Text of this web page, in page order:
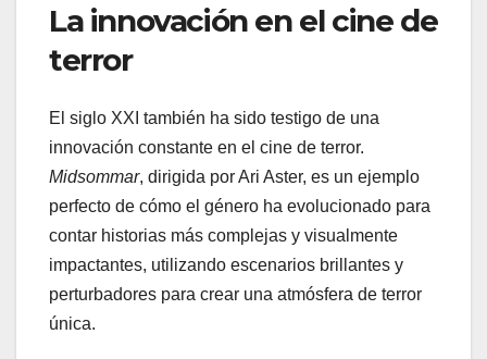
La innovación en el cine de
terror
El siglo XXI también ha sido testigo de una
innovación constante en el cine de terror.
Midsommar, dirigida por Ari Aster, es un ejemplo
perfecto de cómo el género ha evolucionado para
contar historias más complejas y visualmente
impactantes, utilizando escenarios brillantes y
perturbadores para crear una atmósfera de terror
única.